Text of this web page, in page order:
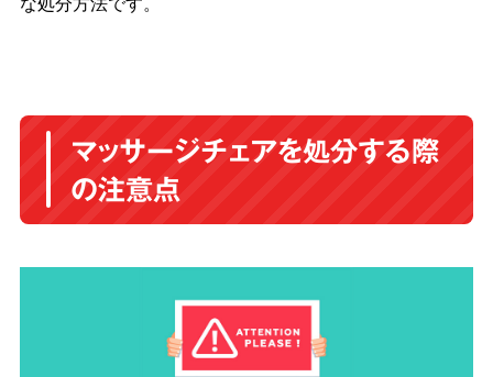
マッサージチェアを処分する際
の注意点